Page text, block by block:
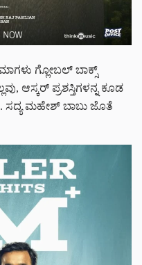
ಗ್ಲೋಬಲ್ ಬಾಕ್ಸ್
ಆಸ್ಕರ್ ಪ್ರಶಸ್ತಿಗಳನ್ನ ಕೂಡ
ಸದ್ಯ ಮಹೇಶ್ ಬಾಬು ಜೊತೆ